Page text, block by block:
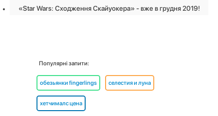
«Star Wars: Сходження Скайуокера» - вже в грудня 2019!
Популярні запити:
обезьянки fingerlings селестия и луна
хетчималс цена